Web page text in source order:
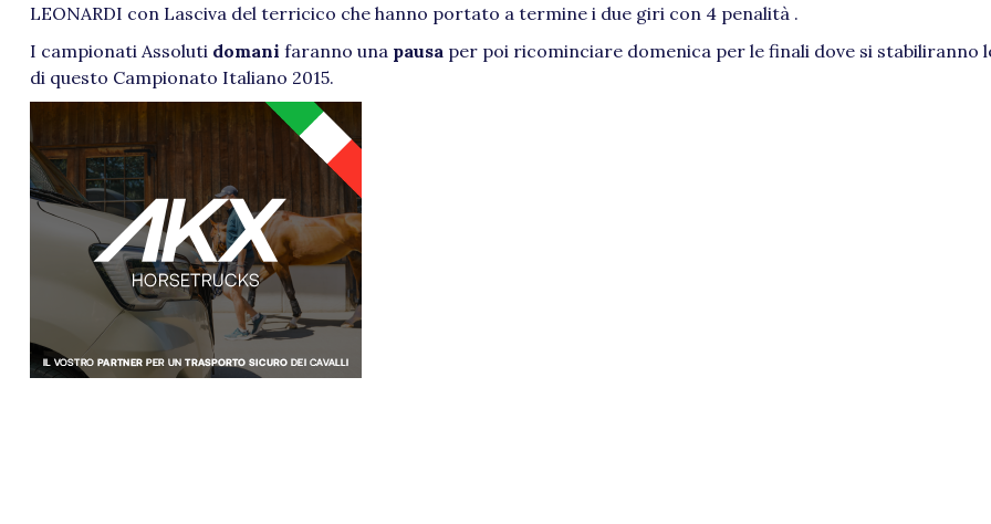
LEONARDI con Lasciva del terricico che hanno portato a termine i due giri con 4 penalità .
I campionati Assoluti domani faranno una pausa per poi ricominciare domenica per le finali dove si stabiliranno
di questo Campionato Italiano 2015.